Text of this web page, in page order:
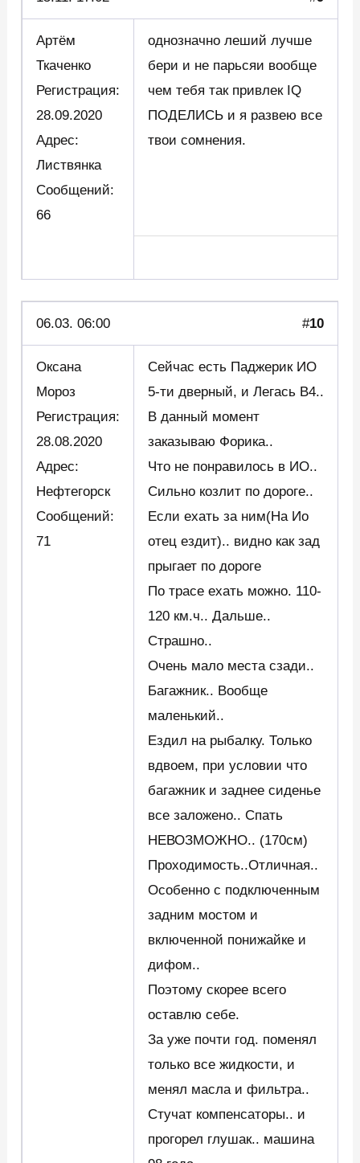
Артём
Ткаченко
Регистрация:
28.09.2020
Адрес:
Листвянка
Сообщений:
66
однозначно леший лучше
бери и не парьсяи вообще
чем тебя так привлек IQ
ПОДЕЛИСЬ и я развею все
твои сомнения.
06.03. 06:00 #10
Оксана
Мороз
Регистрация:
28.08.2020
Адрес:
Нефтегорск
Сообщений:
71
Сейчас есть Паджерик ИО
5-ти дверный, и Легась В4..
В данный момент
заказываю Форика..
Что не понравилось в ИО..
Сильно козлит по дороге..
Если ехать за ним(На Ио
отец ездит).. видно как зад
прыгает по дороге
По трасе ехать можно. 110-
120 км.ч.. Дальше..
Страшно..
Очень мало места сзади..
Багажник.. Вообще
маленький..
Ездил на рыбалку. Только
вдвоем, при условии что
багажник и заднее сиденье
все заложено.. Спать
НЕВОЗМОЖНО.. (170см)
Проходимость..Отличная..
Особенно с подключенным
задним мостом и
включенной понижайке и
дифом..
Поэтому скорее всего
оставлю себе.
За уже почти год. поменял
только все жидкости, и
менял масла и фильтра..
Стучат компенсаторы.. и
прогорел глушак.. машина